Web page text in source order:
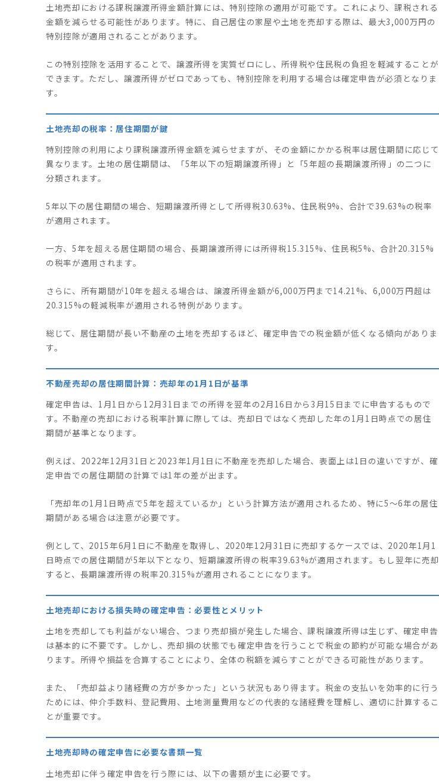
土地売却における課税譲渡所得金額計算には、特別控除の適用が可能です。これにより、課税される
金額を減らせる可能性があります。特に、自己居住の家屋や土地を売却する際は、最大3,000万円の
特別控除が適用されることがあります。
この特別控除を活用することで、譲渡所得を実質ゼロにし、所得税や住民税の負担を軽減することが
できます。ただし、譲渡所得がゼロであっても、特別控除を利用する場合は確定申告が必須となりま
す。
土地売却の税率：居住期間が鍵
特別控除の利用により課税譲渡所得金額を減らせますが、その金額にかかる税率は居住期間に応じて
異なります。土地の居住期間は、「5年以下の短期譲渡所得」と「5年超の長期譲渡所得」の二つに
分類されます。
5年以下の居住期間の場合、短期譲渡所得として所得税30.63%、住民税9%、合計で39.63%の税率
が適用されます。
一方、5年を超える居住期間の場合、長期譲渡所得には所得税15.315%、住民税5%、合計20.315%
の税率が適用されます。
さらに、所有期間が10年を超える場合は、譲渡所得金額が6,000万円まで14.21%、6,000万円超は
20.315%の軽減税率が適用される特例があります。
総じて、居住期間が長い不動産の土地を売却するほど、確定申告での税金額が低くなる傾向がありま
す。
不動産売却の居住期間計算：売却年の1月1日が基準
確定申告は、1月1日から12月31日までの所得を翌年の2月16日から3月15日までに申告するもので
す。不動産の売却における税率計算に際しては、売却日ではなく売却した年の1月1日時点での居住
期間が基準となります。
例えば、2022年12月31日と2023年1月1日に不動産を売却した場合、表面上は1日の違いですが、確
定申告での居住期間の計算では1年の差が出ます。
「売却年の1月1日時点で5年を超えているか」という計算方法が適用されるため、特に5～6年の居住
期間がある場合は注意が必要です。
例として、2015年6月1日に不動産を取得し、2020年12月31日に売却するケースでは、2020年1月1
日時点での居住期間が5年以下となり、短期譲渡所得の税率39.63%が適用されます。もし翌年に売却
すると、長期譲渡所得の税率20.315%が適用されることになります。
土地売却における損失時の確定申告：必要性とメリット
土地を売却しても利益がない場合、つまり売却損が発生した場合、課税譲渡所得は生じず、確定申告
は基本的に不要です。しかし、売却損の状態でも確定申告を行うことで税金の節約が可能な場合があ
ります。所得や損益を合算することにより、全体の税額を減らすことができる可能性があります。
また、「売却益より諸経費の方が多かった」という状況もあり得ます。税金の支払いを効率的に行う
ためには、仲介手数料、登記費用、土地測量費用などの代表的な諸経費を理解し、適切に計算するこ
とが重要です。
土地売却時の確定申告に必要な書類一覧
土地売却に伴う確定申告を行う際には、以下の書類が主に必要です。